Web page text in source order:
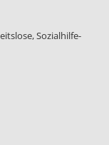
Sozialhilfe-